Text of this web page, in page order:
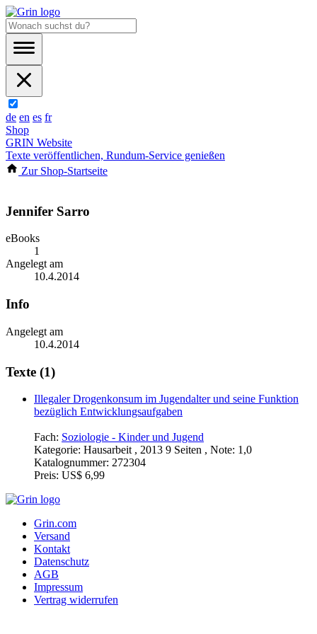
de en es fr
Shop
GRIN Website
Texte veröffentlichen, Rundum-Service genießen
Zur Shop-Startseite
Jennifer Sarro
eBooks
1
Angelegt am
10.4.2014
Info
Angelegt am
10.4.2014
Texte (1)
Illegaler Drogenkonsum im Jugendalter und seine Funktion
bezüglich Entwicklungsaufgaben
Fach: Soziologie - Kinder und Jugend
Kategorie: Hausarbeit , 2013 9 Seiten , Note: 1,0
Katalognummer: 272304
Preis: US$ 6,99
Grin.com
Versand
Kontakt
Datenschutz
AGB
Impressum
Vertrag widerrufen